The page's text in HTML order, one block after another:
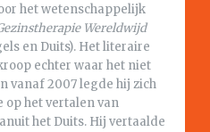
het wetenschappelijk
Wereldwijd
en Duits). Het literaire
echter waar het niet
vanaf 2007 legde hij zich
op het vertalen van
het Duits. Hij vertaalde